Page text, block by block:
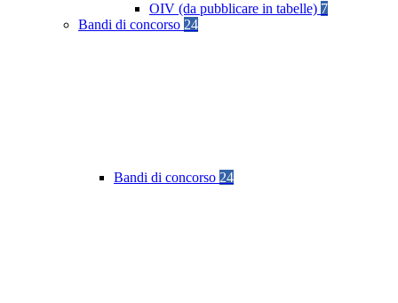
OIV (da pubblicare in tabelle) 7
Bandi di concorso 24
Bandi di concorso 24